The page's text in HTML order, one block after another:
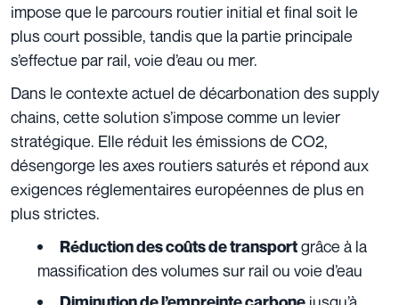
impose que le parcours routier initial et final soit le
plus court possible, tandis que la partie principale
s’effectue par rail, voie d’eau ou mer.
Dans le contexte actuel de décarbonation des supply
chains, cette solution s’impose comme un levier
stratégique. Elle réduit les émissions de CO2,
désengorge les axes routiers saturés et répond aux
exigences réglementaires européennes de plus en
plus strictes.
Réduction des coûts de transportgrâce à la
massification des volumes sur rail ou voie d’eau